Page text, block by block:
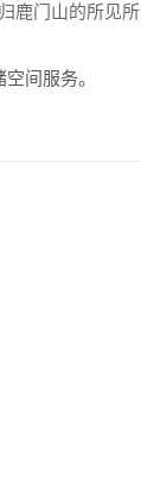
鹿门山的所见
间服务。